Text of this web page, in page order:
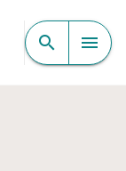
search menu